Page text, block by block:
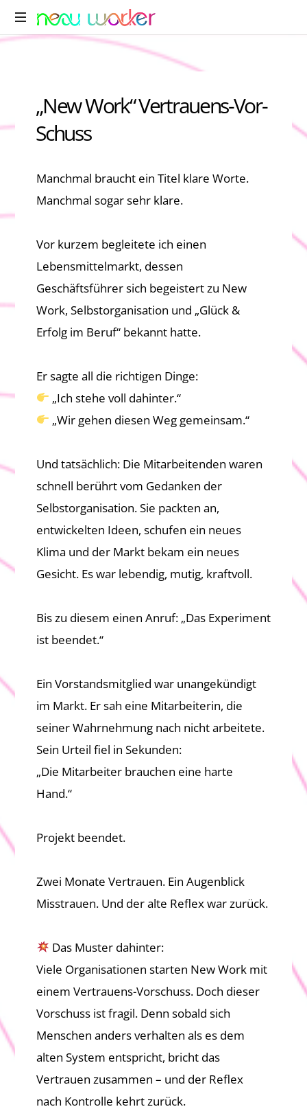
„New Work“ Vertrauens-Vor-
Schuss
Manchmal braucht ein Titel klare Worte.
Manchmal sogar sehr klare.
Vor kurzem begleitete ich einen
Lebensmittelmarkt, dessen
Geschäftsführer sich begeistert zu New
Work, Selbstorganisation und „Glück &
Erfolg im Beruf“ bekannt hatte.
Er sagte all die richtigen Dinge:
„Ich stehe voll dahinter.“
„Wir gehen diesen Weg gemeinsam.“
Und tatsächlich: Die Mitarbeitenden waren
schnell berührt vom Gedanken der
Selbstorganisation. Sie packten an,
entwickelten Ideen, schufen ein neues
Klima und der Markt bekam ein neues
Gesicht. Es war lebendig, mutig, kraftvoll.
Bis zu diesem einen Anruf: „Das Experiment
ist beendet.“
Ein Vorstandsmitglied war unangekündigt
im Markt. Er sah eine Mitarbeiterin, die
seiner Wahrnehmung nach nicht arbeitete.
Sein Urteil fiel in Sekunden:
„Die Mitarbeiter brauchen eine harte
Hand.“
Projekt beendet.
Zwei Monate Vertrauen. Ein Augenblick
Misstrauen. Und der alte Reflex war zurück.
Das Muster dahinter:
Viele Organisationen starten New Work mit
einem Vertrauens-Vorschuss. Doch dieser
Vorschuss ist fragil. Denn sobald sich
Menschen anders verhalten als es dem
alten System entspricht, bricht das
Vertrauen zusammen – und der Reflex
nach Kontrolle kehrt zurück.